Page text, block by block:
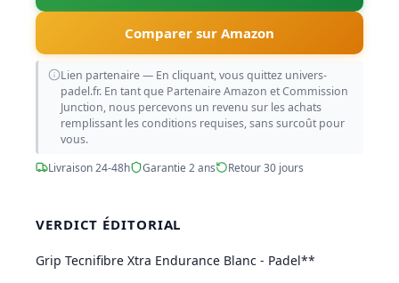
Comparer sur Amazon
Lien partenaire — En cliquant, vous quittez univers-
padel.fr. En tant que Partenaire Amazon et Commission
Junction, nous percevons un revenu sur les achats
remplissant les conditions requises, sans surcoût pour
vous.
Livraison 24-48h
Garantie 2 ans Retour 30 jours
VERDICT ÉDITORIAL
Grip Tecnifibre Xtra Endurance Blanc - Padel**